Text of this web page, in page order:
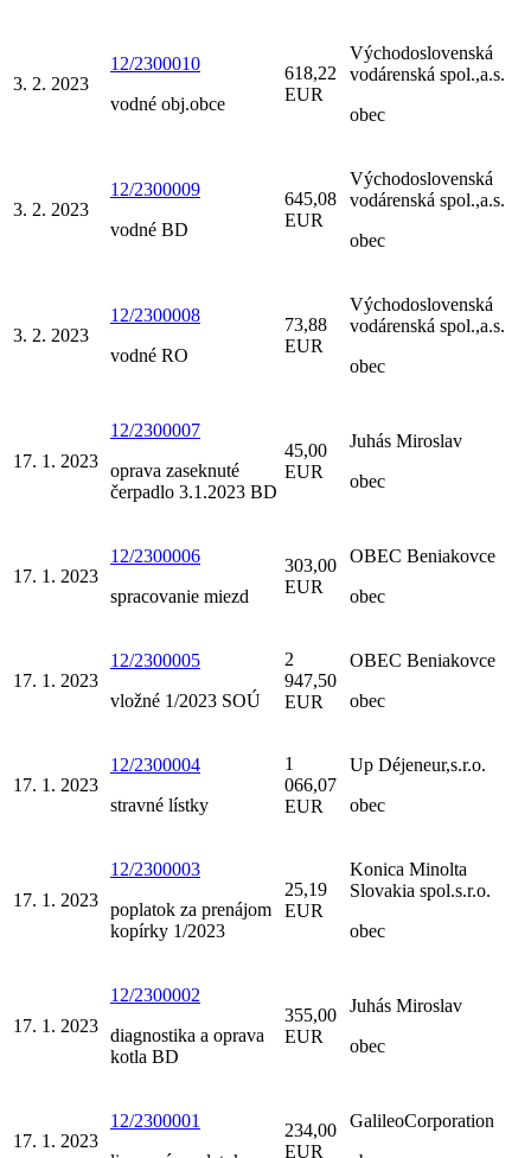
3. 2. 2023
12/2300010
vodné obj.obce
618,22
EUR
Východoslovenská
vodárenská spol.,a.s.
obec
3. 2. 2023
12/2300009
vodné BD
645,08
EUR
Východoslovenská
vodárenská spol.,a.s.
obec
3. 2. 2023
12/2300008
vodné RO
73,88
EUR
Východoslovenská
vodárenská spol.,a.s.
obec
17. 1. 2023
12/2300007
oprava zaseknuté
čerpadlo 3.1.2023 BD
45,00
EUR
Juhás Miroslav
obec
17. 1. 2023
12/2300006
spracovanie miezd
303,00
EUR
OBEC Beniakovce
obec
17. 1. 2023
12/2300005
vložné 1/2023 SOÚ
2
947,50
EUR
OBEC Beniakovce
obec
17. 1. 2023
12/2300004
stravné lístky
1
066,07
EUR
Up Déjeneur,s.r.o.
obec
17. 1. 2023
12/2300003
poplatok za prenájom
kopírky 1/2023
25,19
EUR
Konica Minolta
Slovakia spol.s.r.o.
obec
17. 1. 2023
12/2300002
diagnostika a oprava
kotla BD
355,00
EUR
Juhás Miroslav
obec
17. 1. 2023
12/2300001
234,00
EUR
GalileoCorporation